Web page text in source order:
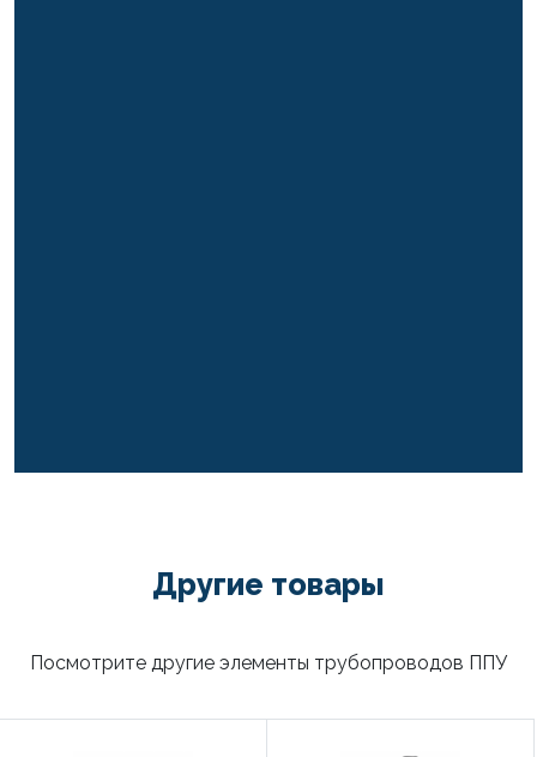
Другие товары
Посмотрите другие элементы трубопроводов ППУ